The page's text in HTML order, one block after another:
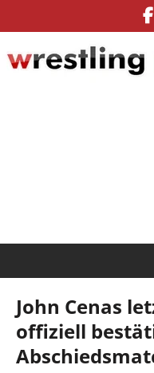
John Cenas
offiziell